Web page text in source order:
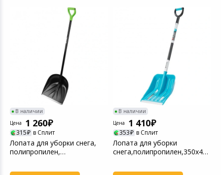
В наличии
Цена
1 260
315 в Сплит
Лопата для уборки снега,
полипропилен,
алюминие...
В наличии
Цена
1 410
353 в Сплит
Лопата для уборки